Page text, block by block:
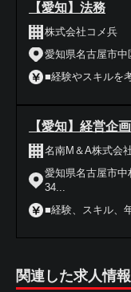
【愛知】法務
株式会社コメ兵
愛知県名古屋市
■経験やスキルを
【愛知】経営企画
名南M＆A株式会
愛知県名古屋市
34...
■経験、スキル、
関連した求人情